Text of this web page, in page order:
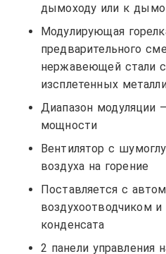
дымоходу или к
Модулирующая
предварительного
нержавеющей стали
изсплетенных
Диапазон модуляции
мощности
Вентилятор с
воздуха на горение
Поставляется с
воздухоотводчиком
конденсата
2 панели управления